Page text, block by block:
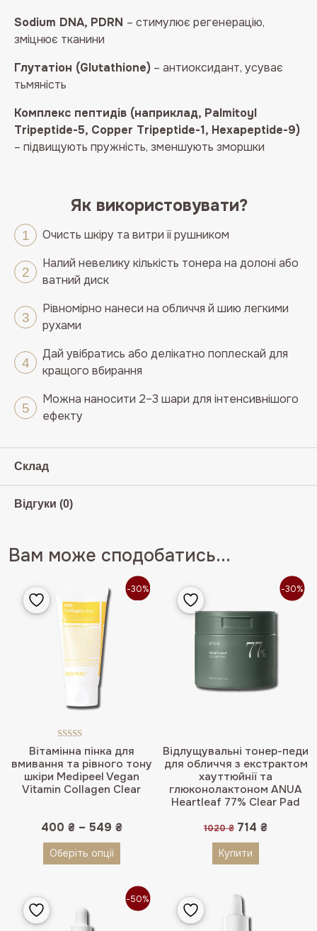
Sodium DNA, PDRN – стимулює регенерацію,
зміцнює тканини
Глутатіон (Glutathione) – антиоксидант, усуває
тьмяність
Комплекс пептидів (наприклад, Palmitoyl
Tripeptide-5, Copper Tripeptide-1, Hexapeptide-9)
– підвищують пружність, зменшують зморшки
Як використовувати?
Очисть шкіру та витри її рушником
Налий невелику кількість тонера на долоні або
ватний диск
Рівномірно нанеси на обличчя й шию легкими
рухами
Дай увібратись або делікатно поплескай для
кращого вбирання
Можна наносити 2–3 шари для інтенсивнішого
ефекту
Склад
Відгуки (0)
Вам може сподобатись...
-30%
Вітамінна пінка для
вмивання та рівного тону
шкіри Medipeel Vegan
Vitamin Collagen Clear
Оцінено в
5.00з 5
400 ₴– 549 ₴
Оберіть опції
-30%
Відлущувальні тонер-педи
для обличчя з екстрактом
хауттюйнії та
глюконолактоном ANUA
Heartleaf 77% Clear Pad
1020₴ Оригінальна
1020 ₴.
714 ₴Поточна
Купити
-50%